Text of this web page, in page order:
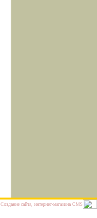
Cоздание сайта, интернет-магазина CMS